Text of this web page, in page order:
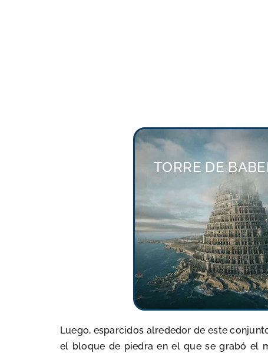
TORRE DE
Luego, esparcidos alrededor de este
el bloque de piedra en el que se grabó el